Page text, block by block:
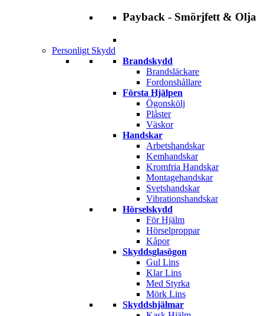
Payback - Smörjfett & Olja
Personligt Skydd
Brandskydd
Brandsläckare
Fordonshållare
Första Hjälpen
Ögonskölj
Plåster
Väskor
Handskar
Arbetshandskar
Kemhandskar
Kromfria Handskar
Montagehandskar
Svetshandskar
Vibrationshandskar
Hörselskydd
För Hjälm
Hörselproppar
Kåpor
Skyddsglasögon
Gul Lins
Klar Lins
Med Styrka
Mörk Lins
Skyddshjälmar